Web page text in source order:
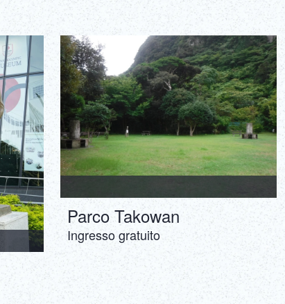
ภาษาไทย
DEUTSCH
ITALIANO
ESPAÑOL
FRANÇAIS
Copy URL
Parco Takowan
Ingresso gratuito